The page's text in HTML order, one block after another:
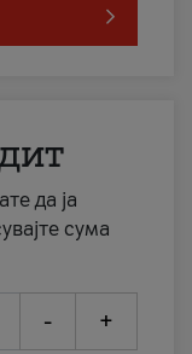
да ја
сума
- +